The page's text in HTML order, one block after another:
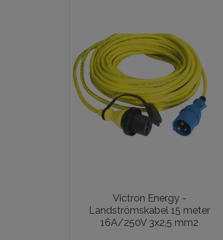
Victron Energy -
Landströmskabel 15 meter
16A/250V 3x2,5 mm2